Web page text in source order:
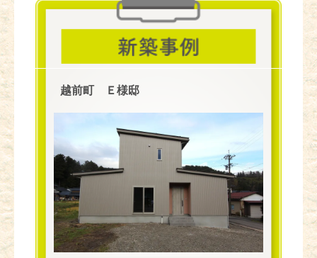
越前町 Ｅ様邸